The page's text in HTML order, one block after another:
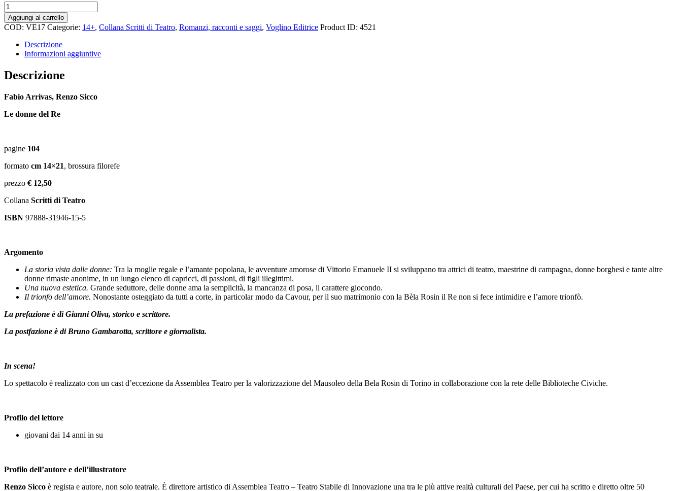
Le
donne
del
Re
quantità
Aggiungi al carrello
COD: VE17 Categorie: 14+, Collana Scritti di Teatro, Romanzi, racconti e saggi, Voglino Editrice Product ID: 4521
Descrizione
Informazioni aggiuntive
Descrizione
Fabio Arrivas, Renzo Sicco
Le donne del Re
pagine 104
formato cm 14×21, brossura filorefe
prezzo € 12,50
Collana Scritti di Teatro
ISBN 97888-31946-15-5
Argomento
La storia vista dalle donne: Tra la moglie regale e l’amante popolana, le avventure amorose di Vittorio Emanuele II si sviluppano tra attrici di teatro, maestrine di campagna, donne borghesi e tante altre
donne rimaste anonime, in un lungo elenco di capricci, di passioni, di figli illegittimi.
Una nuova estetica. Grande seduttore, delle donne ama la semplicità, la mancanza di posa, il carattere giocondo.
Il trionfo dell’amore. Nonostante osteggiato da tutti a corte, in particolar modo da Cavour, per il suo matrimonio con la Bèla Rosin il Re non si fece intimidire e l’amore trionfò.
La prefazione è di Gianni Oliva, storico e scrittore.
La postfazione è di Bruno Gambarotta, scrittore e giornalista.
In scena!
Lo spettacolo è realizzato con un cast d’eccezione da Assemblea Teatro per la valorizzazione del Mausoleo della Bela Rosin di Torino in collaborazione con la rete delle Biblioteche Civiche.
Profilo del lettore
giovani dai 14 anni in su
Profilo dell’autore e dell’illustratore
Renzo Sicco è regista e autore, non solo teatrale. È direttore artistico di Assemblea Teatro – Teatro Stabile di Innovazione una tra le più attive realtà culturali del Paese, per cui ha scritto e diretto oltre 50